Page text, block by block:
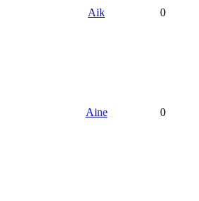
Aik 0
Aine 0